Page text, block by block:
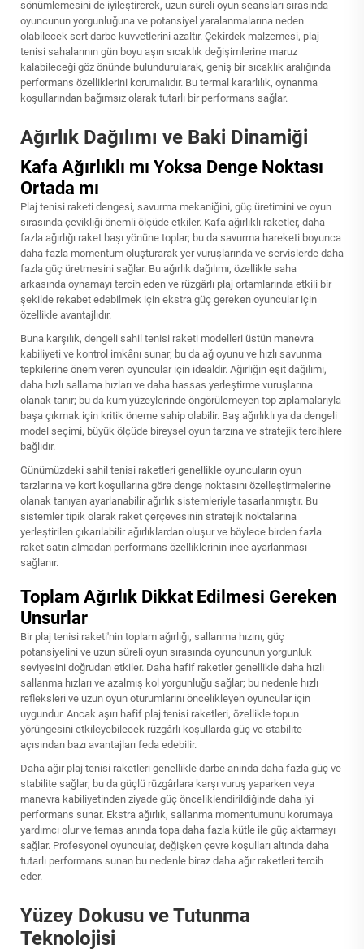
sönümlemesini de iyileştirerek, uzun süreli oyun seansları sırasında
oyuncunun yorgunluğuna ve potansiyel yaralanmalarına neden
olabilecek sert darbe kuvvetlerini azaltır. Çekirdek malzemesi, plaj
tenisi sahalarının gün boyu aşırı sıcaklık değişimlerine maruz
kalabileceği göz önünde bulundurularak, geniş bir sıcaklık aralığında
performans özelliklerini korumalıdır. Bu termal kararlılık, oynanma
koşullarından bağımsız olarak tutarlı bir performans sağlar.
Ağırlık Dağılımı ve Baki Dinamiği
Kafa Ağırlıklı mı Yoksa Denge Noktası
Ortada mı
Plaj tenisi raketi dengesi, savurma mekaniğini, güç üretimini ve oyun
sırasında çevikliği önemli ölçüde etkiler. Kafa ağırlıklı raketler, daha
fazla ağırlığı raket başı yönüne toplar; bu da savurma hareketi boyunca
daha fazla momentum oluşturarak yer vuruşlarında ve servislerde daha
fazla güç üretmesini sağlar. Bu ağırlık dağılımı, özellikle saha
arkasında oynamayı tercih eden ve rüzgârlı plaj ortamlarında etkili bir
şekilde rekabet edebilmek için ekstra güç gereken oyuncular için
özellikle avantajlıdır.
Buna karşılık, dengeli sahil tenisi raketi modelleri üstün manevra
kabiliyeti ve kontrol imkânı sunar; bu da ağ oyunu ve hızlı savunma
tepkilerine önem veren oyuncular için idealdir. Ağırlığın eşit dağılımı,
daha hızlı sallama hızları ve daha hassas yerleştirme vuruşlarına
olanak tanır; bu da kum yüzeylerinde öngörülemeyen top zıplamalarıyla
başa çıkmak için kritik öneme sahip olabilir. Baş ağırlıklı ya da dengeli
model seçimi, büyük ölçüde bireysel oyun tarzına ve stratejik tercihlere
bağlıdır.
Günümüzdeki sahil tenisi raketleri genellikle oyuncuların oyun
tarzlarına ve kort koşullarına göre denge noktasını özelleştirmelerine
olanak tanıyan ayarlanabilir ağırlık sistemleriyle tasarlanmıştır. Bu
sistemler tipik olarak raket çerçevesinin stratejik noktalarına
yerleştirilen çıkarılabilir ağırlıklardan oluşur ve böylece birden fazla
raket satın almadan performans özelliklerinin ince ayarlanması
sağlanır.
Toplam Ağırlık Dikkat Edilmesi Gereken
Unsurlar
Bir plaj tenisi raketi'nin toplam ağırlığı, sallanma hızını, güç
potansiyelini ve uzun süreli oyun sırasında oyuncunun yorgunluk
seviyesini doğrudan etkiler. Daha hafif raketler genellikle daha hızlı
sallanma hızları ve azalmış kol yorgunluğu sağlar; bu nedenle hızlı
refleksleri ve uzun oyun oturumlarını öncelikleyen oyuncular için
uygundur. Ancak aşırı hafif plaj tenisi raketleri, özellikle topun
yörüngesini etkileyebilecek rüzgârlı koşullarda güç ve stabilite
açısından bazı avantajları feda edebilir.
Daha ağır plaj tenisi raketleri genellikle darbe anında daha fazla güç ve
stabilite sağlar; bu da güçlü rüzgârlara karşı vuruş yaparken veya
manevra kabiliyetinden ziyade güç önceliklendirildiğinde daha iyi
performans sunar. Ekstra ağırlık, sallanma momentumunu korumaya
yardımcı olur ve temas anında topa daha fazla kütle ile güç aktarmayı
sağlar. Profesyonel oyuncular, değişken çevre koşulları altında daha
tutarlı performans sunan bu nedenle biraz daha ağır raketleri tercih
eder.
Yüzey Dokusu ve Tutunma
Teknolojisi